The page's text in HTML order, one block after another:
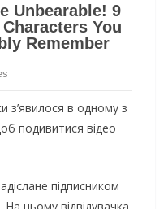
з’явилося в одному з
подивитися відео
підписником